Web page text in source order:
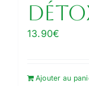
13.90€
Ajouter au